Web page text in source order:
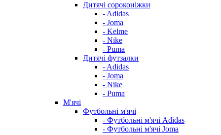
Дитячі сороконіжки
- Adidas
- Joma
- Kelme
- Nike
- Puma
Дитячі футзалки
- Adidas
- Joma
- Nike
- Puma
М'ячі
Футбольні м'ячі
- Футбольні м'ячі Adidas
- Футбольні м'ячі Joma